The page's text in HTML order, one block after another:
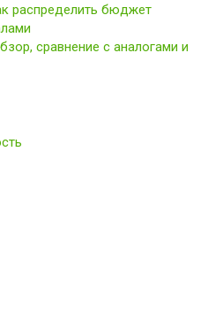
распределить бюджет
сравнение с аналогами и